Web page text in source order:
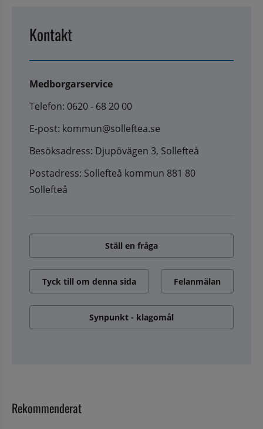
Kontakt
Medborgarservice
Telefon: 0620 - 68 20 00
E-post: kommun@solleftea.se
Besöksadress: Djupövägen 3, Sollefteå
Postadress: Sollefteå kommun 881 80
Sollefteå
Ställ en fråga
Tyck till om denna sida Felanmälan
Synpunkt - klagomål
Rekommenderat